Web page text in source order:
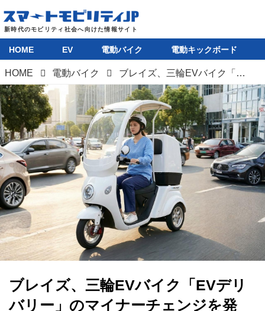
HOME EV 電動バイク 電動キックボード
HOME 電動バイク ブレイズ、三輪EVバイク「EVデリバリー」のマイナーチェンジを発表。走行安定性と安全性が向上
ブレイズ、三輪EVバイク「EVデリ
バリー」のマイナーチェンジを発